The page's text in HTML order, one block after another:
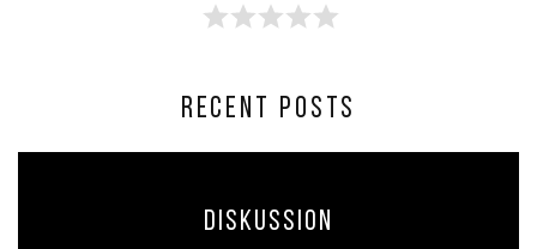
RECENT POSTS
Diskussion